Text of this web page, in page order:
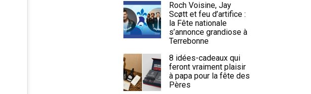
Roch Voisine, Jay
Scøtt et feu d’artifice :
la Fête nationale
s’annonce grandiose à
Terrebonne
8 idées-cadeaux qui
feront vraiment plaisir
à papa pour la fête des
Pères